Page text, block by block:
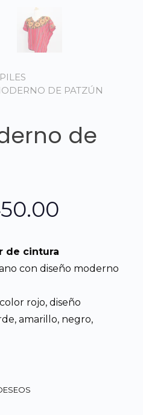
DE PATZÚN
de
actual
es:
de cintura
con diseño moderno
rojo, diseño
amarillo, negro,